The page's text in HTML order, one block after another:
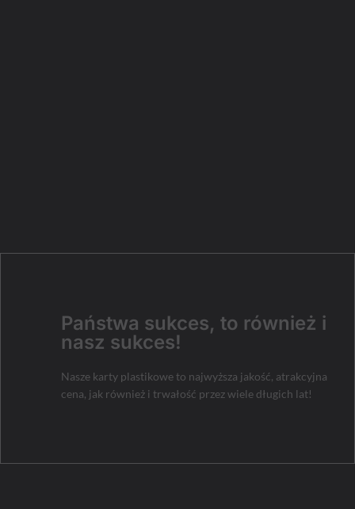
Nasze karty plastikowe są
najwyższej jakości,
a ceny bardzo konkurencyjne. Jakość, dobra cena,
gwarancja!